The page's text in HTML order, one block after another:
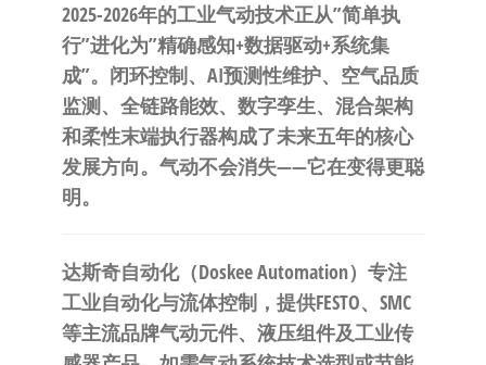
2025-2026年的工业气动技术正从”简单执
行”进化为”精确感知+数据驱动+系统集
成”。闭环控制、AI预测性维护、空气品质
监测、全链路能效、数字孪生、混合架构
和柔性末端执行器构成了未来五年的核心
发展方向。气动不会消失——它在变得更聪
明。
达斯奇自动化（Doskee Automation） 专注
工业自动化与流体控制，提供FESTO、SMC
等主流品牌气动元件、液压组件及工业传